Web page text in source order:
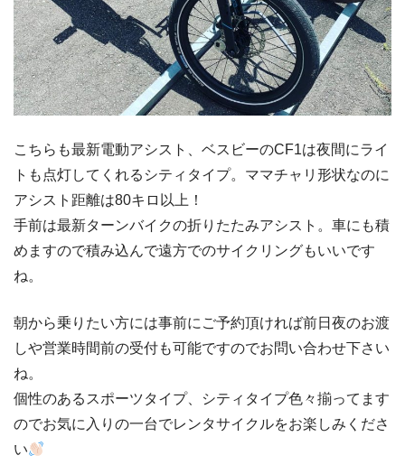
こちらも最新電動アシスト、ベスビーのCF1は夜間にライ
トも点灯してくれるシティタイプ。ママチャリ形状なのに
アシスト距離は80キロ以上！
手前は最新ターンバイクの折りたたみアシスト。車にも積
めますので積み込んで遠方でのサイクリングもいいです
ね。
朝から乗りたい方には事前にご予約頂ければ前日夜のお渡
しや営業時間前の受付も可能ですのでお問い合わせ下さい
ね。
個性のあるスポーツタイプ、シティタイプ色々揃ってます
のでお気に入りの一台でレンタサイクルをお楽しみくださ
い